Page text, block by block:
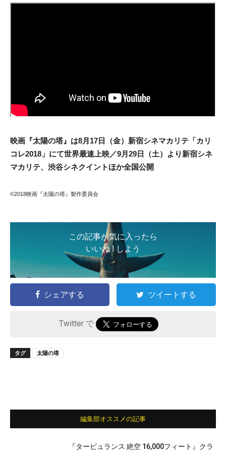
映画『太陽の塔』は8月17日（金）新宿シネマカリテ「カリ
コレ2018」にて世界最速上映／9月29日（土）より新宿シネ
マカリテ、渋谷シネクイントほか全国公開
©2018映画『太陽の塔』製作委員会
この記事が気に入ったら
いいね ! しよう
シェアする ツイートする
Twitter で
タグ 太陽の塔
編集部オススメの記事
『タービュランス 絶空 16,000フィート』クラ